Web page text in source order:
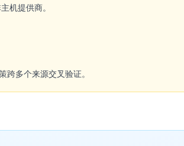
机提供商。
多个来源交叉验证。